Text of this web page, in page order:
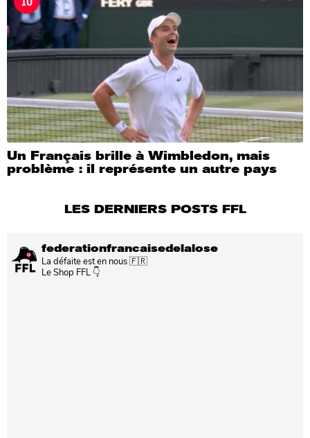
Un Français brille à Wimbledon, mais
problème : il représente un autre pays
LES DERNIERS POSTS FFL
federationfrancaisedelalose
La défaite est en nous 🇫🇷
Le Shop FFL 👇